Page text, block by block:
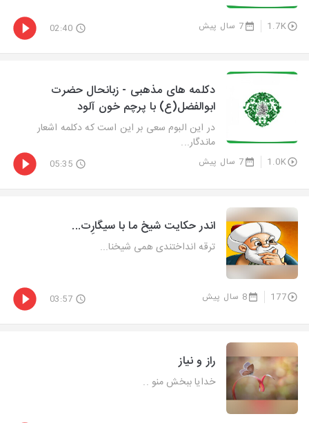
1.7K 7 سال پیش 02:40
دکلمه های مذهبی - زبانحال حضرت
ابوالفضل(ع) با پرچم خون آلود
در این البوم سعی بر این است که دکلمه اشعار
ماندگار...
1.0K 7 سال پیش 05:35
اندر حکایت شیخ ما با سیگارِت...
ترقه انداختندی همی شیخنا...
177 8 سال پیش 03:57
راز و نیاز
خدایا ببخش منو ..